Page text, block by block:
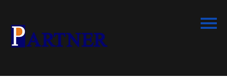
Продукция
спиральновитых труб из ПНД